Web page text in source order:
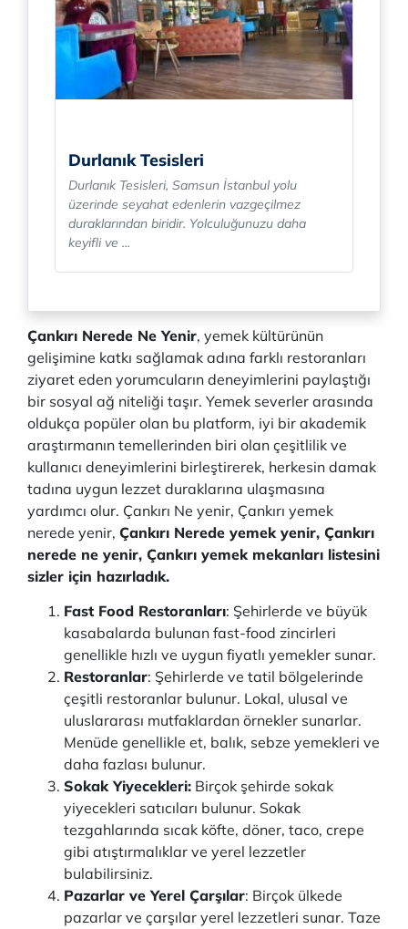
Durlanık Tesisleri
Durlanık Tesisleri, Samsun İstanbul yolu
üzerinde seyahat edenlerin vazgeçilmez
duraklarından biridir. Yolculuğunuzu daha
keyifli ve ...
Çankırı Nerede Ne Yenir, yemek kültürünün
gelişimine katkı sağlamak adına farklı restoranları
ziyaret eden yorumcuların deneyimlerini paylaştığı
bir sosyal ağ niteliği taşır. Yemek severler arasında
oldukça popüler olan bu platform, iyi bir akademik
araştırmanın temellerinden biri olan çeşitlilik ve
kullanıcı deneyimlerini birleştirerek, herkesin damak
tadına uygun lezzet duraklarına ulaşmasına
yardımcı olur. Çankırı Ne yenir, Çankırı yemek
nerede yenir, Çankırı Nerede yemek yenir, Çankırı
nerede ne yenir, Çankırı yemek mekanları listesini
sizler için hazırladık.
Fast Food Restoranları: Şehirlerde ve büyük
kasabalarda bulunan fast-food zincirleri
genellikle hızlı ve uygun fiyatlı yemekler sunar.
Restoranlar: Şehirlerde ve tatil bölgelerinde
çeşitli restoranlar bulunur. Lokal, ulusal ve
uluslararası mutfaklardan örnekler sunarlar.
Menüde genellikle et, balık, sebze yemekleri ve
daha fazlası bulunur.
Sokak Yiyecekleri: Birçok şehirde sokak
yiyecekleri satıcıları bulunur. Sokak
tezgahlarında sıcak köfte, döner, taco, crepe
gibi atıştırmalıklar ve yerel lezzetler
bulabilirsiniz.
Pazarlar ve Yerel Çarşılar: Birçok ülkede
pazarlar ve çarşılar yerel lezzetleri sunar. Taze